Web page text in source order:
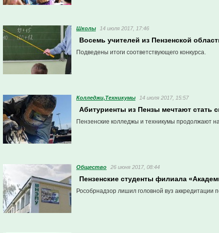
Школы 14 июля 2017, 17:46
Восемь учителей из Пензенской
Подведены итоги соответствующего конкурса.
Колледжи,Техникумы 14 июля 2017, 15:57
Абитуриенты из Пензы мечтают стать
Пензенские колледжы и техникумы продолжают
Общество 26 июня 2017, 08:44
Пензенские студенты филиала
Рособрнадзор лишил головной вуз